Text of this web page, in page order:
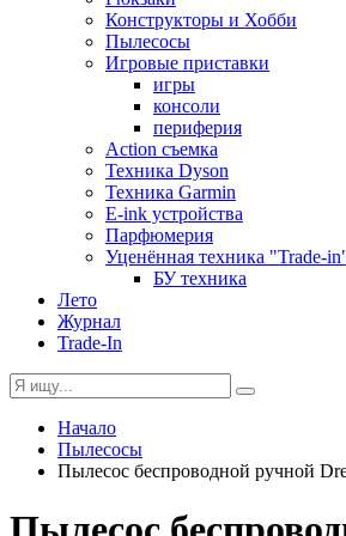
Конструкторы и Хобби
Пылесосы
Игровые приставки
игры
консоли
периферия
Action съемка
Техника Dyson
Техника Garmin
E-ink устройства
Парфюмерия
Уценённая техника "Trade-
БУ техника
Лето
Журнал
Trade-In
Начало
Пылесосы
Пылесос беспроводной ручной